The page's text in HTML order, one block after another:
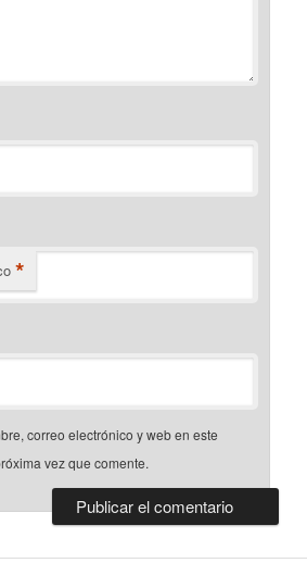
*
correo electrónico y web en este
vez que comente.